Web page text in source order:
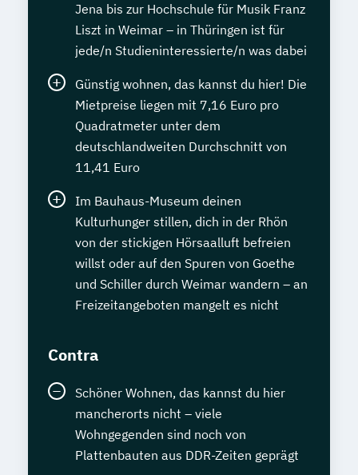
Jena bis zur Hochschule für Musik Franz
Liszt in Weimar – in Thüringen ist für
jede/n Studieninteressierte/n was dabei
Günstig wohnen, das kannst du hier! Die
Mietpreise liegen mit 7,16 Euro pro
Quadratmeter unter dem
deutschlandweiten Durchschnitt von
11,41 Euro
Im Bauhaus-Museum deinen
Kulturhunger stillen, dich in der Rhön
von der stickigen Hörsaalluft befreien
willst oder auf den Spuren von Goethe
und Schiller durch Weimar wandern – an
Freizeitangeboten mangelt es nicht
Contra
Schöner Wohnen, das kannst du hier
mancherorts nicht – viele
Wohngegenden sind noch von
Plattenbauten aus DDR-Zeiten geprägt